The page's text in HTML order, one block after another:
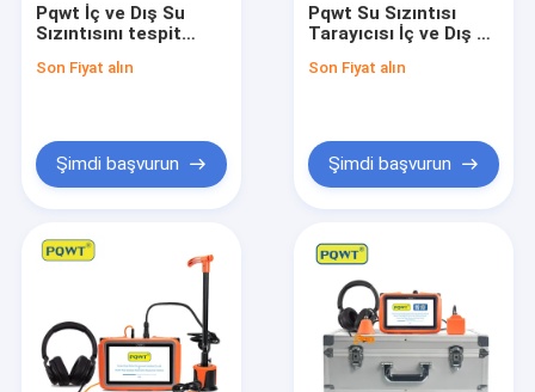
Pqwt İç ve Dış Su
Sızıntısını tespit
Son Fiyat alın
Şimdi başvurun
Pqwt Su Sızıntısı
Tarayıcısı İç ve Dış Su
Bulma
Son Fiyat alın
Şimdi başvurun